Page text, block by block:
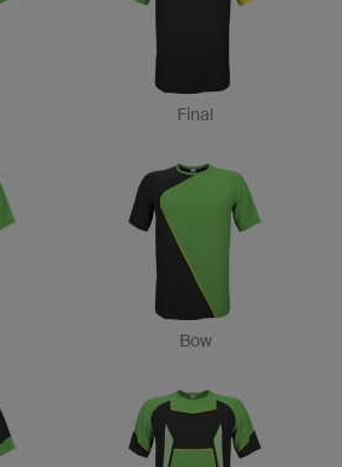
Final
Bow